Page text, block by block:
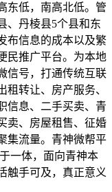
东低，南高北低。管
、丹棱县5个县和东
布信息的成本以及繁
民推广平台。为本地
信号，打通传统互联
租转让、房产服务、
信息、二手买卖、青
卖、房屋租售、征婚
集流量。青神微帮平
一体，面向青神本
触手可及，真正意义